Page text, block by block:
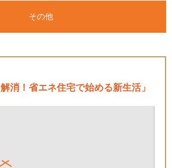
その他
消！省エネ住宅で始める新生活」